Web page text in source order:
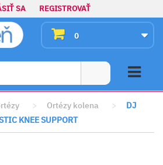
SA REGISTROVAŤ
0
> Ortézy kolena >
DJ
KNEE SUPPORT